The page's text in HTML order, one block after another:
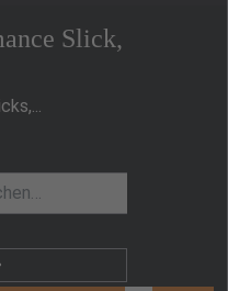
Slick,